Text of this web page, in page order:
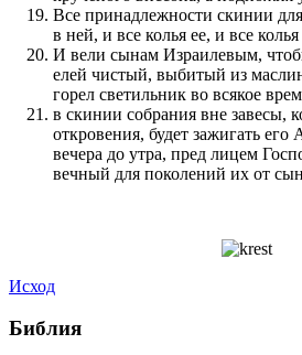
Все принадлежности скинии
в ней, и все колья ее, и все
И вели сынам Израилевым,
елей чистый, выбитый из
горел светильник во всякое
в скинии собрания вне завесы,
откровения, будет зажигать
вечера до утра, пред лицем
вечный для поколений их от
Исход
Библия